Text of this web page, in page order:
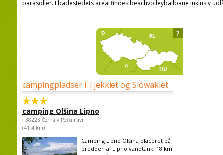
parasoller. I badestedets areal findes beachvolleyballbane inklusiv
campingpladser i Tjekkiet og Slowakiet
camping Olšina Lipno
, 38223 Černá v Pošumaví
(41,4 km)
Camping Lipno Olšina placeret på
bredden af Lipno vandtank, 18 km
?